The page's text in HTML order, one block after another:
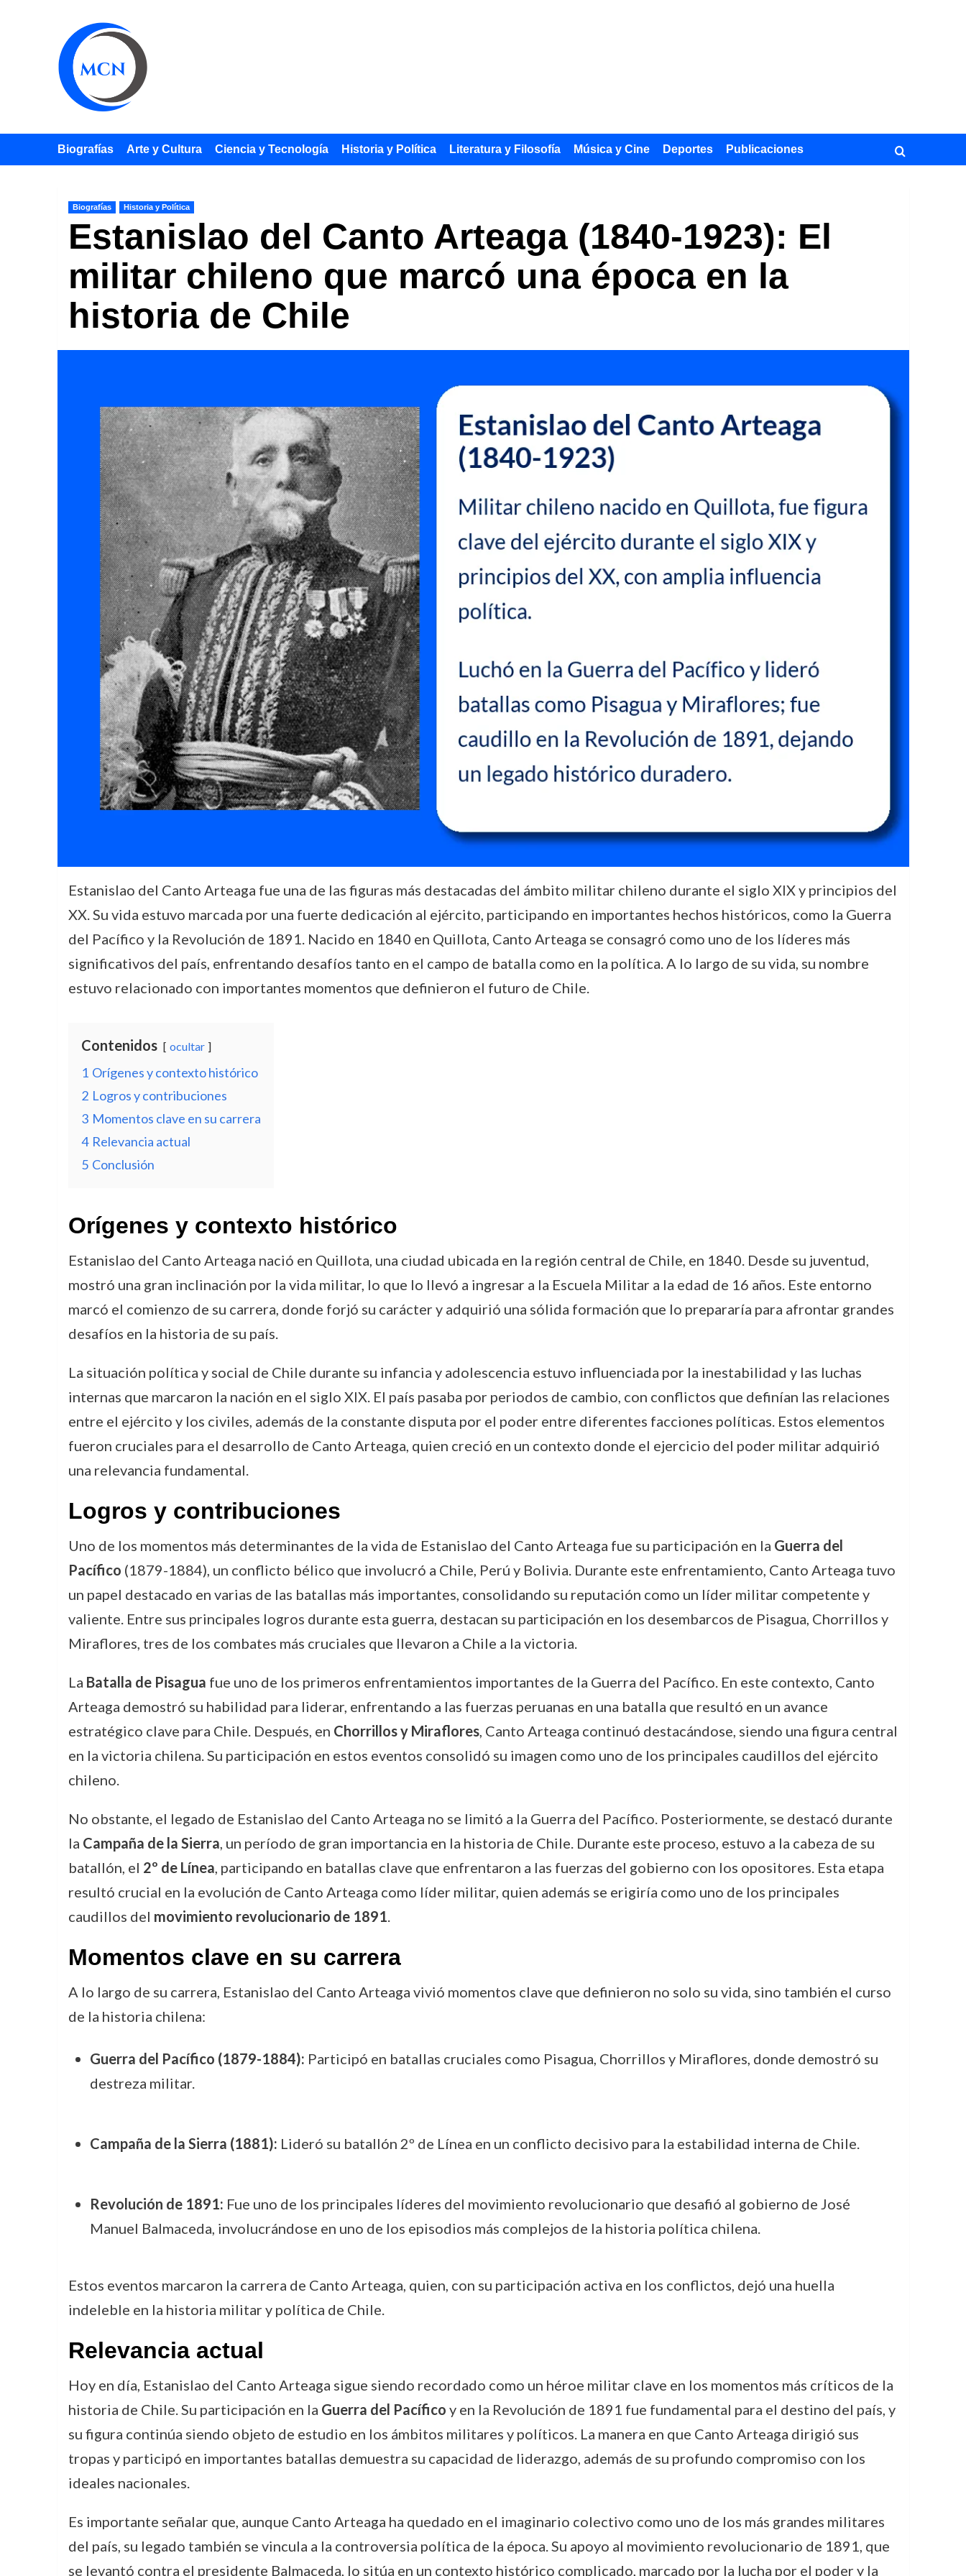
Biografías Arte y Cultura Ciencia y Tecnología Historia y Política Literatura y Filosofía Música y Cine Deportes Publicaciones
Biografías Historia y Política
Estanislao del Canto Arteaga (1840-1923): El
militar chileno que marcó una época en la
historia de Chile
Estanislao del Canto Arteaga fue una de las figuras más destacadas del ámbito militar chileno durante el siglo XIX y principios del
XX. Su vida estuvo marcada por una fuerte dedicación al ejército, participando en importantes hechos históricos, como la Guerra
del Pacífico y la Revolución de 1891. Nacido en 1840 en Quillota, Canto Arteaga se consagró como uno de los líderes más
significativos del país, enfrentando desafíos tanto en el campo de batalla como en la política. A lo largo de su vida, su nombre
estuvo relacionado con importantes momentos que definieron el futuro de Chile.
Contenidos ocultar
1 Orígenes y contexto histórico
2 Logros y contribuciones
3 Momentos clave en su carrera
4 Relevancia actual
5 Conclusión
Orígenes y contexto histórico
Estanislao del Canto Arteaga nació en Quillota, una ciudad ubicada en la región central de Chile, en 1840. Desde su juventud,
mostró una gran inclinación por la vida militar, lo que lo llevó a ingresar a la Escuela Militar a la edad de 16 años. Este entorno
marcó el comienzo de su carrera, donde forjó su carácter y adquirió una sólida formación que lo prepararía para afrontar grandes
desafíos en la historia de su país.
La situación política y social de Chile durante su infancia y adolescencia estuvo influenciada por la inestabilidad y las luchas
internas que marcaron la nación en el siglo XIX. El país pasaba por periodos de cambio, con conflictos que definían las relaciones
entre el ejército y los civiles, además de la constante disputa por el poder entre diferentes facciones políticas. Estos elementos
fueron cruciales para el desarrollo de Canto Arteaga, quien creció en un contexto donde el ejercicio del poder militar adquirió
una relevancia fundamental.
Logros y contribuciones
Uno de los momentos más determinantes de la vida de Estanislao del Canto Arteaga fue su participación en la Guerra del
Pacífico (1879-1884), un conflicto bélico que involucró a Chile, Perú y Bolivia. Durante este enfrentamiento, Canto Arteaga tuvo
un papel destacado en varias de las batallas más importantes, consolidando su reputación como un líder militar competente y
valiente. Entre sus principales logros durante esta guerra, destacan su participación en los desembarcos de Pisagua, Chorrillos y
Miraflores, tres de los combates más cruciales que llevaron a Chile a la victoria.
La Batalla de Pisagua fue uno de los primeros enfrentamientos importantes de la Guerra del Pacífico. En este contexto, Canto
Arteaga demostró su habilidad para liderar, enfrentando a las fuerzas peruanas en una batalla que resultó en un avance
estratégico clave para Chile. Después, en Chorrillos y Miraflores, Canto Arteaga continuó destacándose, siendo una figura central
en la victoria chilena. Su participación en estos eventos consolidó su imagen como uno de los principales caudillos del ejército
chileno.
No obstante, el legado de Estanislao del Canto Arteaga no se limitó a la Guerra del Pacífico. Posteriormente, se destacó durante
la Campaña de la Sierra, un período de gran importancia en la historia de Chile. Durante este proceso, estuvo a la cabeza de su
batallón, el 2º de Línea, participando en batallas clave que enfrentaron a las fuerzas del gobierno con los opositores. Esta etapa
resultó crucial en la evolución de Canto Arteaga como líder militar, quien además se erigiría como uno de los principales
caudillos del movimiento revolucionario de 1891.
Momentos clave en su carrera
A lo largo de su carrera, Estanislao del Canto Arteaga vivió momentos clave que definieron no solo su vida, sino también el curso
de la historia chilena:
Guerra del Pacífico (1879-1884): Participó en batallas cruciales como Pisagua, Chorrillos y Miraflores, donde demostró su
destreza militar.
Campaña de la Sierra (1881): Lideró su batallón 2º de Línea en un conflicto decisivo para la estabilidad interna de Chile.
Revolución de 1891: Fue uno de los principales líderes del movimiento revolucionario que desafió al gobierno de José
Manuel Balmaceda, involucrándose en uno de los episodios más complejos de la historia política chilena.
Estos eventos marcaron la carrera de Canto Arteaga, quien, con su participación activa en los conflictos, dejó una huella
indeleble en la historia militar y política de Chile.
Relevancia actual
Hoy en día, Estanislao del Canto Arteaga sigue siendo recordado como un héroe militar clave en los momentos más críticos de la
historia de Chile. Su participación en la Guerra del Pacífico y en la Revolución de 1891 fue fundamental para el destino del país, y
su figura continúa siendo objeto de estudio en los ámbitos militares y políticos. La manera en que Canto Arteaga dirigió sus
tropas y participó en importantes batallas demuestra su capacidad de liderazgo, además de su profundo compromiso con los
ideales nacionales.
Es importante señalar que, aunque Canto Arteaga ha quedado en el imaginario colectivo como uno de los más grandes militares
del país, su legado también se vincula a la controversia política de la época. Su apoyo al movimiento revolucionario de 1891, que
se levantó contra el presidente Balmaceda, lo sitúa en un contexto histórico complicado, marcado por la lucha por el poder y la